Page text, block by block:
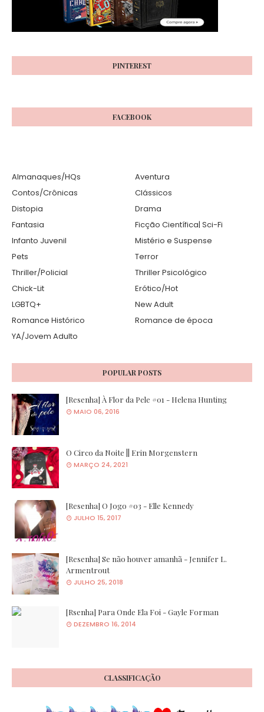
PINTEREST
FACEBOOK
Almanaques/HQs
Aventura
Contos/Crônicas
Clássicos
Distopia
Drama
Fantasia
Ficção Científica| Sci-Fi
Infanto Juvenil
Mistério e Suspense
Pets
Terror
Thriller/Policial
Thriller Psicológico
Chick-Lit
Erótico/Hot
LGBTQ+
New Adult
Romance Histórico
Romance de época
YA/Jovem Adulto
POPULAR POSTS
[Resenha] À Flor da Pele #01 - Helena Hunting
MAIO 06, 2016
O Circo da Noite || Erin Morgenstern
MARÇO 24, 2021
[Resenha] O Jogo #03 - Elle Kennedy
JULHO 15, 2017
[Resenha] Se não houver amanhã - Jennifer L.
Armentrout
JULHO 25, 2018
[Rsenha] Para Onde Ela Foi - Gayle Forman
DEZEMBRO 16, 2014
CLASSIFICAÇÃO